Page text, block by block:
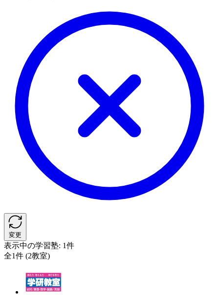
変更
表示中の学習塾: 1件
全1件 (2教室)